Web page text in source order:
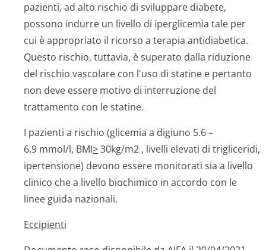
pazienti, ad alto rischio di sviluppare diabete,
possono indurre un livello di iperglicemia tale per
cui è appropriato il ricorso a terapia antidiabetica.
Questo rischio, tuttavia, è superato dalla riduzione
del rischio vascolare con l'uso di statine e pertanto
non deve essere motivo di interruzione del
trattamento con le statine.
I pazienti a rischio (glicemia a digiuno 5.6 –
6.9 mmol/l, BMI>30kg/m2 , livelli elevati di trigliceridi,
ipertensione) devono essere monitorati sia a livello
clinico che a livello biochimico in accordo con le
linee guida nazionali.
Eccipienti